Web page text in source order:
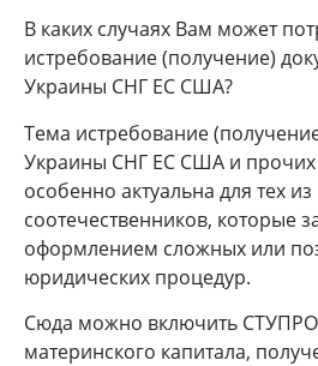
В каких случаях Вам может
истребование (получение)
Украины СНГ ЕС США?
Тема истребование
Украины СНГ ЕС США и прочих
особенно актуальна для тех
соотечественников, которые
оформлением сложных или
юридических процедур.
Сюда можно включить
материнского капитала,